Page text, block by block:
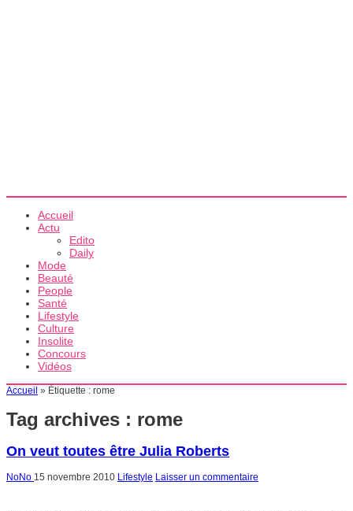
Accueil
Actu
Edito
Daily
Mode
Beauté
People
Santé
Lifestyle
Culture
Insolite
Concours
Vidéos
Accueil » Étiquette : rome
Tag archives : rome
On veut toutes être Julia Roberts
NoNo 15 novembre 2010 Lifestyle Laisser un commentaire